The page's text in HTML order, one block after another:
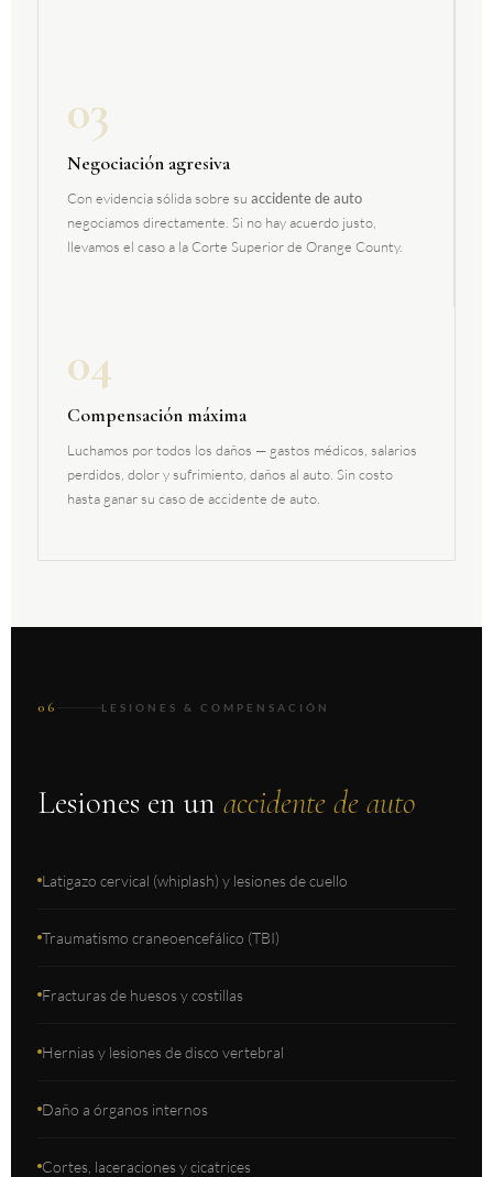
03
Negociación agresiva
Con evidencia sólida sobre su accidente de auto
negociamos directamente. Si no hay acuerdo justo,
llevamos el caso a la Corte Superior de Orange County.
04
Compensación máxima
Luchamos por todos los daños — gastos médicos, salarios
perdidos, dolor y sufrimiento, daños al auto. Sin costo
hasta ganar su caso de accidente de auto.
06 LESIONES & COMPENSACIÓN
Lesiones en un accidente de auto
Latigazo cervical (whiplash) y lesiones de cuello
Traumatismo craneoencefálico (TBI)
Fracturas de huesos y costillas
Hernias y lesiones de disco vertebral
Daño a órganos internos
Cortes, laceraciones y cicatrices